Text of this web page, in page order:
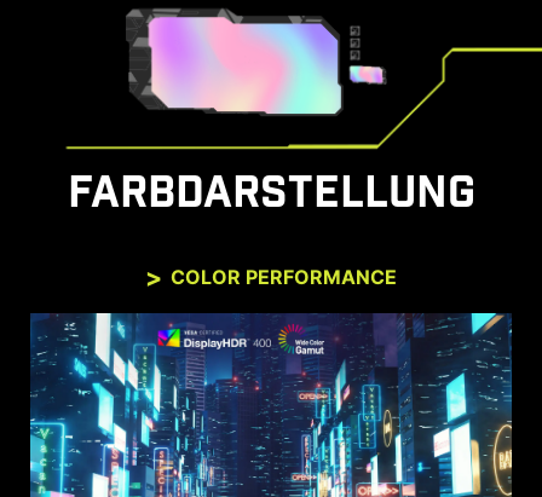
FARBDARSTELLUNG
COLOR PERFORMANCE